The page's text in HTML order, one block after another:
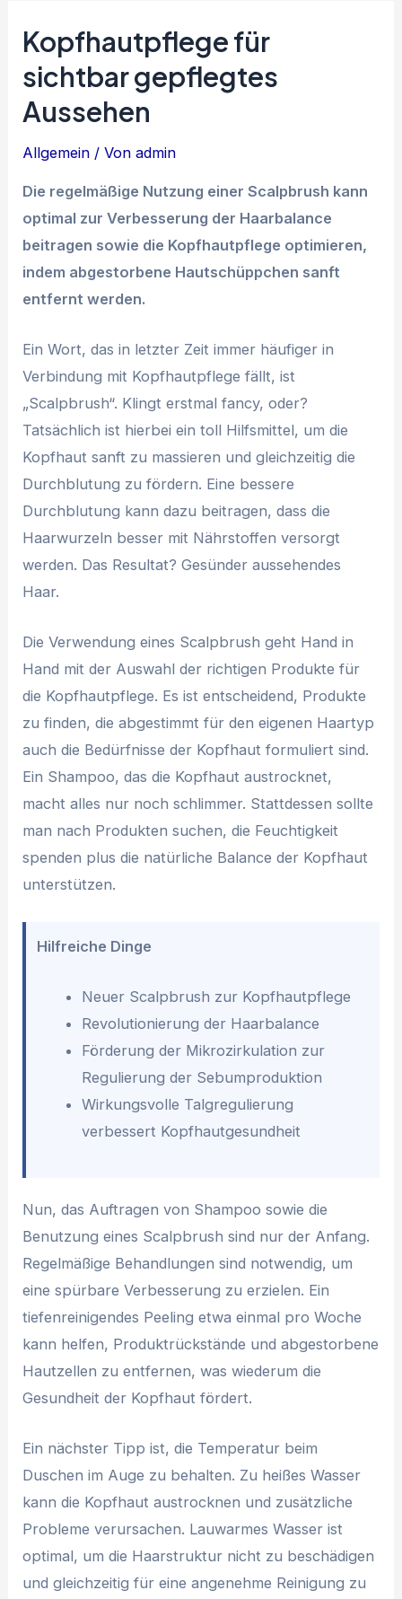
Kopfhautpflege für
sichtbar gepflegtes
Aussehen
Allgemein / Vonadmin
Die regelmäßige Nutzung einer Scalpbrush kann
optimal zur Verbesserung der Haarbalance
beitragen sowie die Kopfhautpflege optimieren,
indem abgestorbene Hautschüppchen sanft
entfernt werden.
Ein Wort, das in letzter Zeit immer häufiger in
Verbindung mit Kopfhautpflege fällt, ist
„Scalpbrush“. Klingt erstmal fancy, oder?
Tatsächlich ist hierbei ein toll Hilfsmittel, um die
Kopfhaut sanft zu massieren und gleichzeitig die
Durchblutung zu fördern. Eine bessere
Durchblutung kann dazu beitragen, dass die
Haarwurzeln besser mit Nährstoffen versorgt
werden. Das Resultat? Gesünder aussehendes
Haar.
Die Verwendung eines Scalpbrush geht Hand in
Hand mit der Auswahl der richtigen Produkte für
die Kopfhautpflege. Es ist entscheidend, Produkte
zu finden, die abgestimmt für den eigenen Haartyp
auch die Bedürfnisse der Kopfhaut formuliert sind.
Ein Shampoo, das die Kopfhaut austrocknet,
macht alles nur noch schlimmer. Stattdessen sollte
man nach Produkten suchen, die Feuchtigkeit
spenden plus die natürliche Balance der Kopfhaut
unterstützen.
Hilfreiche Dinge
Neuer Scalpbrush zur Kopfhautpflege
Revolutionierung der Haarbalance
Förderung der Mikrozirkulation zur
Regulierung der Sebumproduktion
Wirkungsvolle Talgregulierung
verbessert Kopfhautgesundheit
Nun, das Auftragen von Shampoo sowie die
Benutzung eines Scalpbrush sind nur der Anfang.
Regelmäßige Behandlungen sind notwendig, um
eine spürbare Verbesserung zu erzielen. Ein
tiefenreinigendes Peeling etwa einmal pro Woche
kann helfen, Produktrückstände und abgestorbene
Hautzellen zu entfernen, was wiederum die
Gesundheit der Kopfhaut fördert.
Ein nächster Tipp ist, die Temperatur beim
Duschen im Auge zu behalten. Zu heißes Wasser
kann die Kopfhaut austrocknen und zusätzliche
Probleme verursachen. Lauwarmes Wasser ist
optimal, um die Haarstruktur nicht zu beschädigen
und gleichzeitig für eine angenehme Reinigung zu